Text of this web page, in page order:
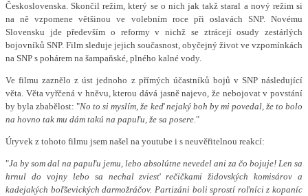
Československa. Skončil režim, který se o nich jak takž staral a nový režim si
na ně vzpomene většinou ve volebním roce při oslavách SNP. Novému
Slovensku jde především o reformy v nichž se ztrácejí osudy zestárlých
bojovníků SNP. Film sleduje jejich současnost, obyčejný život ve vzpomínkách
na SNP s pohárem na šampaňské, plného kalné vody.
Ve filmu zaznělo z úst jednoho z přímých účastníků bojů v SNP následující
věta. Věta vyřčená v hněvu, kterou dává jasně najevo, že nebojovat v povstání
by byla zbabělost: "No to si myslím, že keď nejaký boh by mi povedal, že to bolo
na hovno tak mu dám takú na papuľu, že sa posere."
Úryvek z tohoto filmu jsem našel na youtube i s neuvěřitelnou reakcí:
"Ja by som dal na papuľu jemu, lebo absolútne nevedel ani za čo bojuje! Len sa
hrnul do vojny lebo sa nechal zviesť rečičkami židovských komisárov a
kadejakých boľševických darmožráčov. Partizáni boli sprostí roľníci z kopaníc